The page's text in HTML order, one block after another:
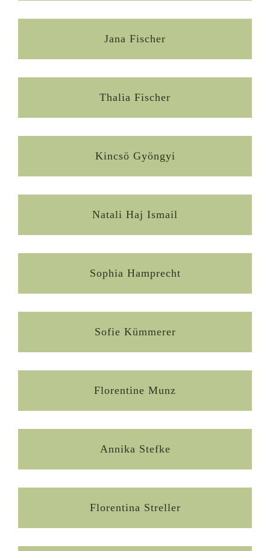
Jana Fischer
Thalia Fischer
Kincsö Gyöngyi
Natali Haj Ismail
Sophia Hamprecht
Sofie Kümmerer
Florentine Munz
Annika Stefke
Florentina Streller